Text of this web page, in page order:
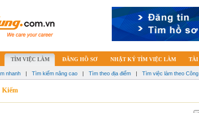
TÌM VIỆC LÀM ĐĂNG HỒ SƠ NHẬT KÝ TÌM VIỆC LÀM TÀI
nhanh | Tìm kiếm nâng cao | Tìm theo địa điểm | Tìm việc làm theo
Kiếm